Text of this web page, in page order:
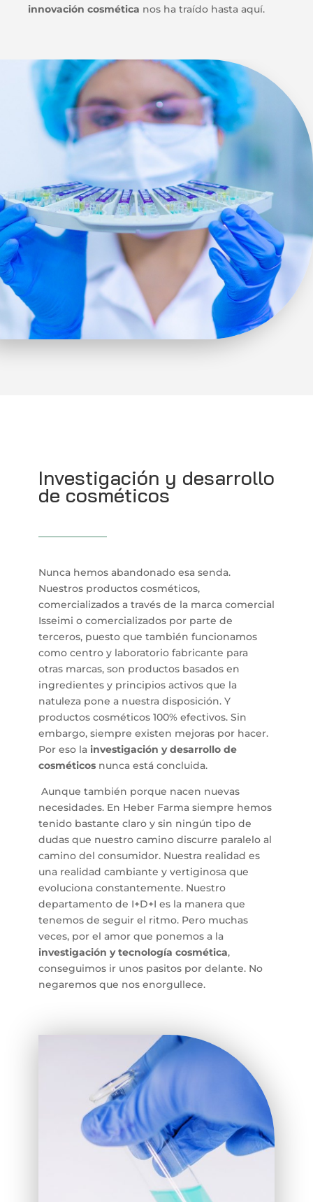
innovación cosmética nos ha traído hasta aquí.
Investigación y desarrollo
de cosméticos
Nunca hemos abandonado esa senda.
Nuestros productos cosméticos,
comercializados a través de la marca comercial
Isseimi o comercializados por parte de
terceros, puesto que también funcionamos
como centro y laboratorio fabricante para
otras marcas, son productos basados en
ingredientes y principios activos que la
natuleza pone a nuestra disposición. Y
productos cosméticos 100% efectivos. Sin
embargo, siempre existen mejoras por hacer.
Por eso la investigación y desarrollo de
cosméticos nunca está concluida.
Aunque también porque nacen nuevas
necesidades. En Heber Farma siempre hemos
tenido bastante claro y sin ningún tipo de
dudas que nuestro camino discurre paralelo al
camino del consumidor. Nuestra realidad es
una realidad cambiante y vertiginosa que
evoluciona constantemente. Nuestro
departamento de I+D+I es la manera que
tenemos de seguir el ritmo. Pero muchas
veces, por el amor que ponemos a la
investigación y tecnología cosmética,
conseguimos ir unos pasitos por delante. No
negaremos que nos enorgullece.